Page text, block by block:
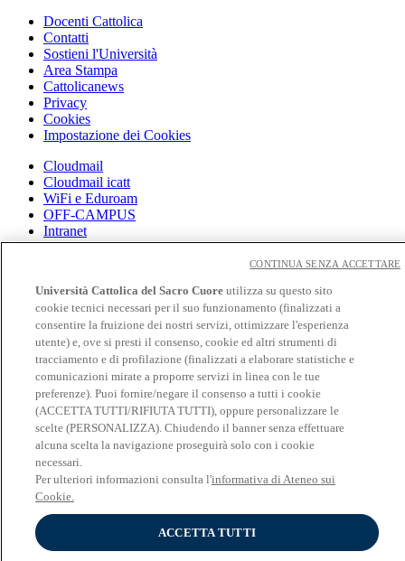
Docenti Cattolica
Contatti
Sostieni l'Università
Area Stampa
Cattolicanews
Privacy
Cookies
Impostazione dei Cookies
Cloudmail
Cloudmail icatt
WiFi e Eduroam
OFF-CAMPUS
Intranet
Educatt
CV Online
Albo fornitori
Bandi e gare
Verifica Certificati
Seguici su
Università Cattolica del Sacro Cuore
© Università Cattolica del Sacro Cuore - Largo A. Gemelli 1, 20123
Università Cattolica del Sacro Cuoreutilizza su questo sito
cookie tecnici necessari per il suo funzionamento (finalizzati a
consentire la fruizione dei nostri servizi, ottimizzare l'esperienza
utente) e, ove si presti il consenso, cookie ed altri strumenti di
tracciamento e di profilazione (finalizzati a elaborare statistiche e
comunicazioni mirate a proporre servizi in linea con le tue
preferenze). Puoi fornire/negare il consenso a tutti i cookie
(ACCETTA TUTTI/RIFIUTA TUTTI), oppure personalizzare le
scelte (PERSONALIZZA). Chiudendo il banner senza effettuare
alcuna scelta la navigazione proseguirà solo con i cookie
necessari.
Per ulteriori informazioni consulta l'informativa di Ateneo sui
Cookie.
ACCETTA TUTTI
CONTINUA SENZA ACCETTARE